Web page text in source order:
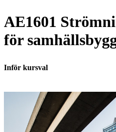
AE1601
för
Inför kursval